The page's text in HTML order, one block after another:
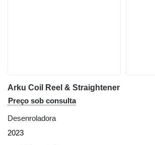
Arku Coil Reel & Straightener
Preço sob consulta
Desenroladora
2023